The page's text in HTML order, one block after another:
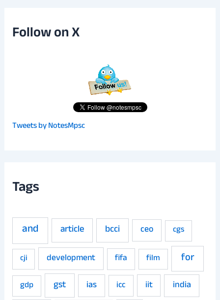
Follow on X
Tweets by NotesMpsc
Tags
and article bcci ceo cgs
cji development fifa film for
gdp gst ias icc iit
india